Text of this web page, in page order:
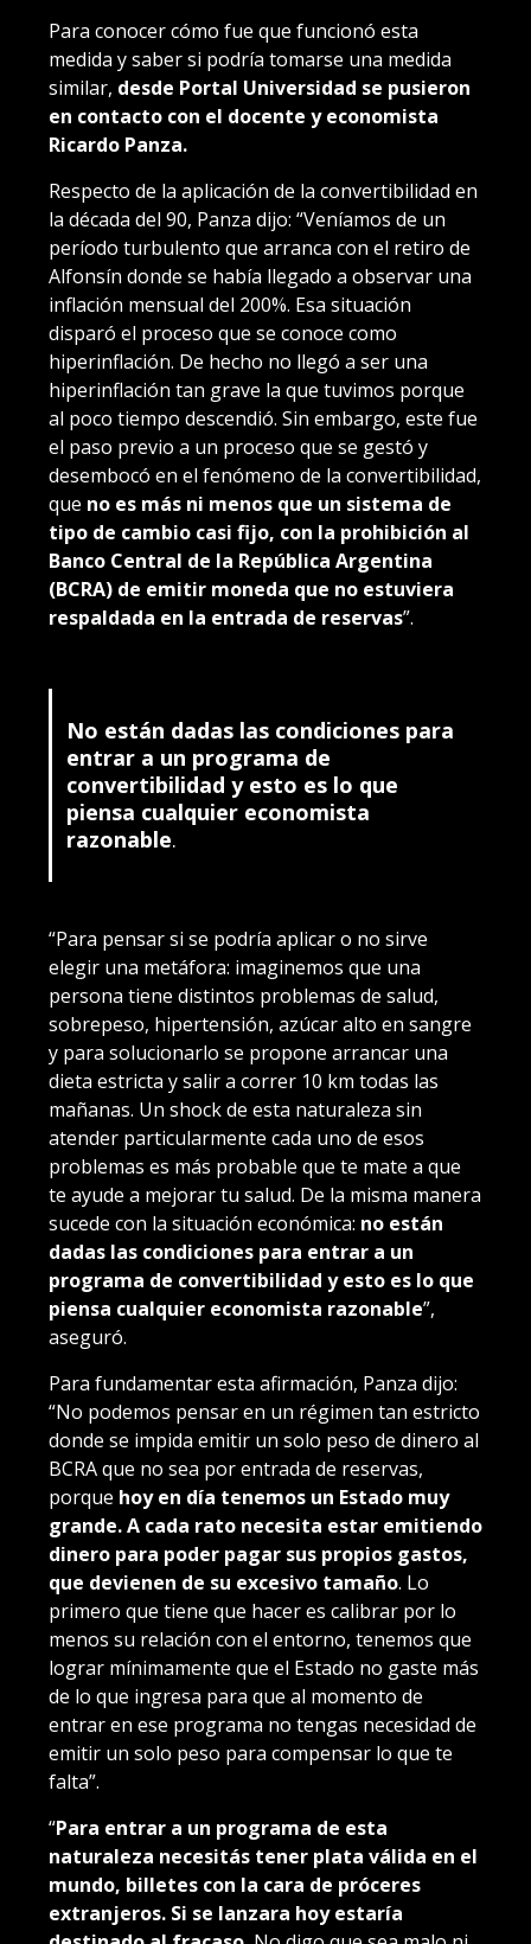
Para conocer cómo fue que funcionó esta
medida y saber si podría tomarse una medida
similar, desde Portal Universidad se pusieron
en contacto con el docente y economista
Ricardo Panza.
Respecto de la aplicación de la convertibilidad en
la década del 90, Panza dijo: “Veníamos de un
período turbulento que arranca con el retiro de
Alfonsín donde se había llegado a observar una
inflación mensual del 200%. Esa situación
disparó el proceso que se conoce como
hiperinflación. De hecho no llegó a ser una
hiperinflación tan grave la que tuvimos porque
al poco tiempo descendió. Sin embargo, este fue
el paso previo a un proceso que se gestó y
desembocó en el fenómeno de la convertibilidad,
que no es más ni menos que un sistema de
tipo de cambio casi fijo, con la prohibición al
Banco Central de la República Argentina
(BCRA) de emitir moneda que no estuviera
respaldada en la entrada de reservas”.
No están dadas las condiciones para
entrar a un programa de
convertibilidad y esto es lo que
piensa cualquier economista
razonable.
“Para pensar si se podría aplicar o no sirve
elegir una metáfora: imaginemos que una
persona tiene distintos problemas de salud,
sobrepeso, hipertensión, azúcar alto en sangre
y para solucionarlo se propone arrancar una
dieta estricta y salir a correr 10 km todas las
mañanas. Un shock de esta naturaleza sin
atender particularmente cada uno de esos
problemas es más probable que te mate a que
te ayude a mejorar tu salud. De la misma manera
sucede con la situación económica: no están
dadas las condiciones para entrar a un
programa de convertibilidad y esto es lo que
piensa cualquier economista razonable”,
aseguró.
Para fundamentar esta afirmación, Panza dijo:
“No podemos pensar en un régimen tan estricto
donde se impida emitir un solo peso de dinero al
BCRA que no sea por entrada de reservas,
porque hoy en día tenemos un Estado muy
grande. A cada rato necesita estar emitiendo
dinero para poder pagar sus propios gastos,
que devienen de su excesivo tamaño. Lo
primero que tiene que hacer es calibrar por lo
menos su relación con el entorno, tenemos que
lograr mínimamente que el Estado no gaste más
de lo que ingresa para que al momento de
entrar en ese programa no tengas necesidad de
emitir un solo peso para compensar lo que te
falta”.
“Para entrar a un programa de esta
naturaleza necesitás tener plata válida en el
mundo, billetes con la cara de próceres
extranjeros. Si se lanzara hoy estaría